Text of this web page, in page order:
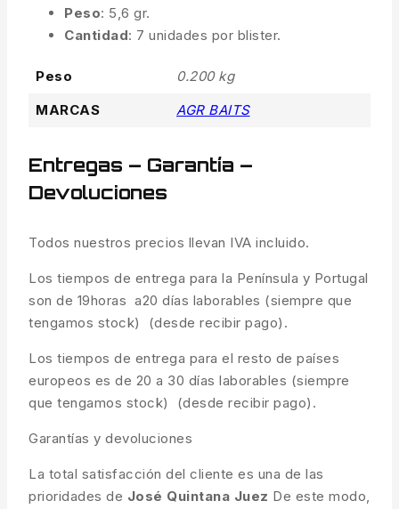
Peso: 5,6 gr.
Cantidad: 7 unidades por blister.
Peso
0.200 kg
MARCAS
AGR BAITS
Entregas – Garantía –
Devoluciones
Todos nuestros precios llevan IVA incluido.
Los tiempos de entrega para la Península y Portugal
son de 19horas a20 días laborables (siempre que
tengamos stock) (desde recibir pago).
Los tiempos de entrega para el resto de países
europeos es de 20 a 30 días laborables (siempre
que tengamos stock) (desde recibir pago).
Garantías y devoluciones
La total satisfacción del cliente es una de las
prioridades de José Quintana Juez De este modo,